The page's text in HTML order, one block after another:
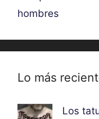
hombres
Lo más
Los